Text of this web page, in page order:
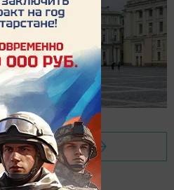
новости